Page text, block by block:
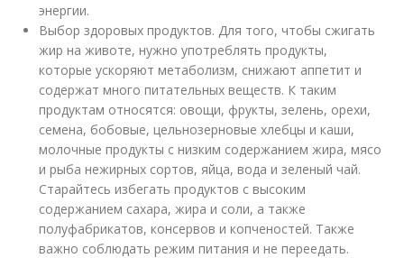
энергии.
Выбор здоровых продуктов. Для того, чтобы сжигать
жир на животе, нужно употреблять продукты,
которые ускоряют метаболизм, снижают аппетит и
содержат много питательных веществ. К таким
продуктам относятся: овощи, фрукты, зелень, орехи,
семена, бобовые, цельнозерновые хлебцы и каши,
молочные продукты с низким содержанием жира, мясо
и рыба нежирных сортов, яйца, вода и зеленый чай.
Старайтесь избегать продуктов с высоким
содержанием сахара, жира и соли, а также
полуфабрикатов, консервов и копченостей. Также
важно соблюдать режим питания и не переедать.